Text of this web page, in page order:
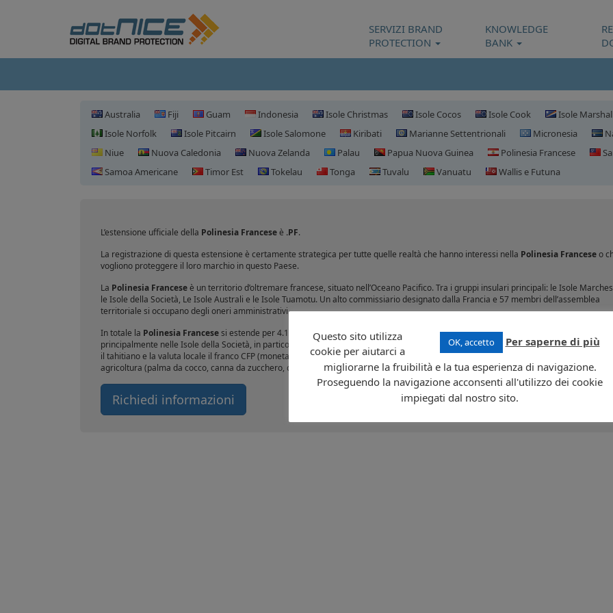
SERVIZI BRAND
PROTECTION
KNOWLEDGE
BANK
Australia Fiji Guam Indonesia Isole Christmas Isole Cocos Isole Cook
Isole Marshall
Isole Norfolk
Isole Pitcairn Isole Salomone Kiribati Marianne Settentrionali Micronesia
Niue
Nuova Caledonia Nuova Zelanda Palau Papua Nuova Guinea Polinesia Francese
Samoa Americane
Timor Est Tokelau Tonga Tuvalu Vanuatu Wallis e Futuna
Registrazione domini Polinesia
L’estensione ufficiale della Polinesia Franceseè .PF.
La registrazione di questa estensione è certamente strategica per tutte quelle realtà che hanno interessi nella Polinesia Franceseo
vogliono proteggere il loro marchio in questo Paese.
La Polinesia Franceseè un territorio d’oltremare francese, situato nell’Oceano Pacifico. Tra i gruppi insulari principali: le Isole
le Isole della Società, Le Isole Australi e le Isole Tuamotu. Un alto commissiario designato dalla Francia e 57 membri dell’assemblea
territoriale si occupano degli oneri amministrativi.
In totale la Polinesia Francesesi estende per 4.167 km². La popolazione (267.000 abitanti a maggioranza polinesiana) risiede
principalmente nelle Isole della Società, in particolare a Tahiti, dove sorge anche il capoluogo Papeete. Le lingue ufficiali sono il francese
il tahitiano e la valuta locale il franco CFP (moneta delle dipendenze d’oltremare francesi). Principali risorse per l’economia: turismo e
agricoltura (palma da cocco, canna da zucchero, cotone e vaniglia).
Richiedi informazioni
OK, accetto Per saperne di più
Questo sito utilizza
cookie per aiutarci a
migliorarne la fruibilità e la tua esperienza di navigazione.
Proseguendo la navigazione acconsenti all'utilizzo dei cookie
impiegati dal nostro sito.